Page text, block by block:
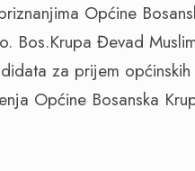
Općine
Bos.Krupa Đevad
za prijem
Općine Bosanska